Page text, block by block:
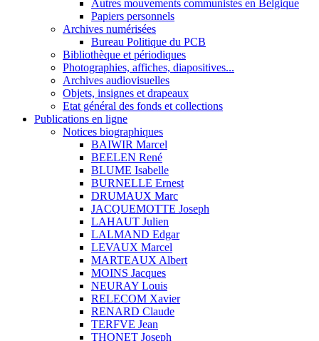
Autres mouvements communistes en Belgique
Papiers personnels
Archives numérisées
Bureau Politique du PCB
Bibliothèque et périodiques
Photographies, affiches, diapositives...
Archives audiovisuelles
Objets, insignes et drapeaux
Etat général des fonds et collections
Publications en ligne
Notices biographiques
BAIWIR Marcel
BEELEN René
BLUME Isabelle
BURNELLE Ernest
DRUMAUX Marc
JACQUEMOTTE Joseph
LAHAUT Julien
LALMAND Edgar
LEVAUX Marcel
MARTEAUX Albert
MOINS Jacques
NEURAY Louis
RELECOM Xavier
RENARD Claude
TERFVE Jean
THONET Joseph